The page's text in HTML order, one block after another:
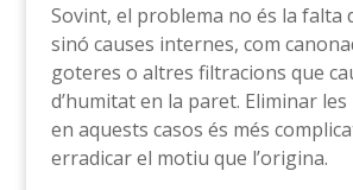
Sovint, el problema no és la falta
sinó causes internes, com
goteres o altres filtracions que
d’humitat en la paret. Eliminar
en aquests casos és més
erradicar el motiu que l’origina.